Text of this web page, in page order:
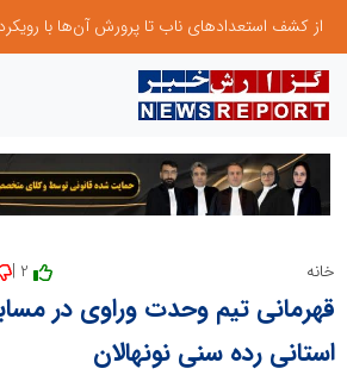
خانه
قهرمانی تیم وحدت وراوی در
استانی رده سنی نونهالان